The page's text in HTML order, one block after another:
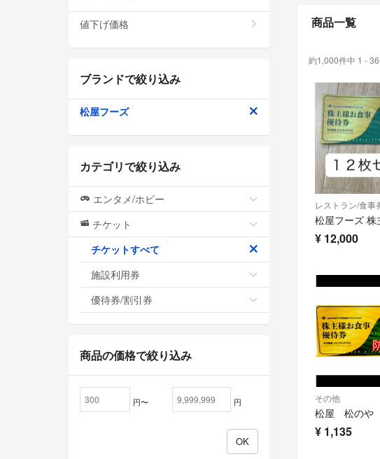
商品一覧
約1,000件中 1 -
レストラン/食事
¥ 12,000
その他
¥ 1,135
値下げ価格
ブランドで絞り込み
松屋フーズ
カテゴリで絞り込み
エンタメ/ホビー
チケット
チケットすべて
施設利用券
優待券/割引券
商品の価格で絞り込み
円〜 円